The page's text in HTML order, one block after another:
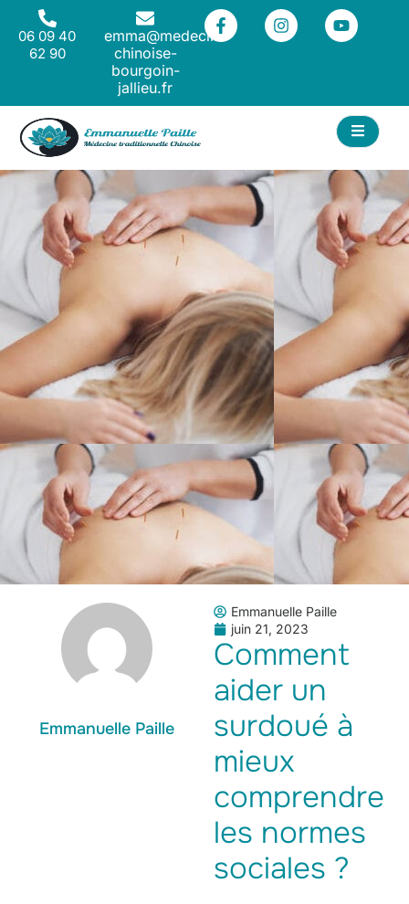
06 09 40
62 90
emma@medecine-
chinoise-
bourgoin-
jallieu.fr
Emmanuelle Paille
Emmanuelle Paille
juin 21, 2023
Comment
aider un
surdoué à
mieux
comprendre
les normes
sociales ?